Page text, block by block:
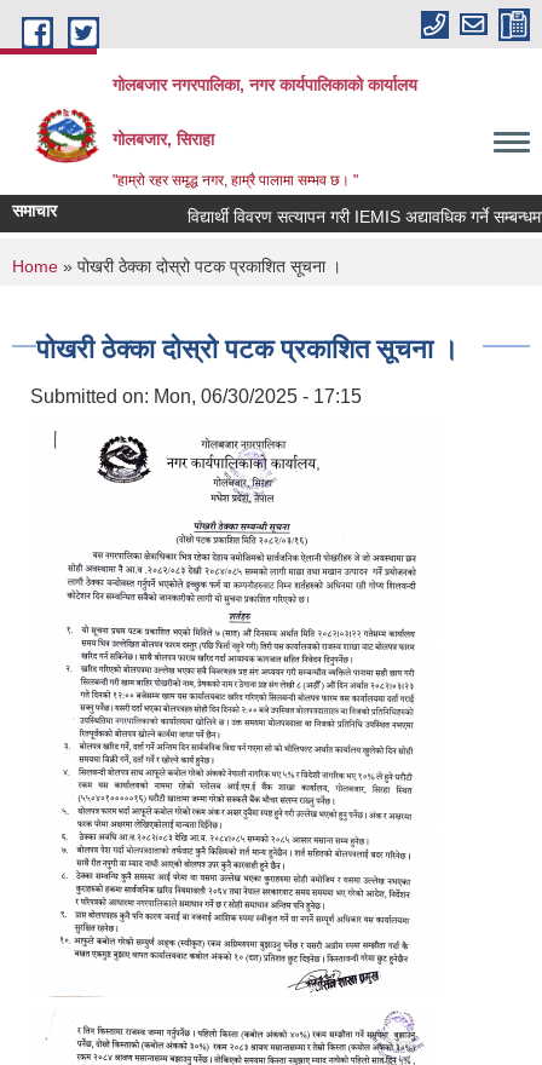
Skip to main content
गोलबजार नगरपालिका, नगर कार्यपालिकाको कार्यालय
गोलबजार, सिराहा
"हाम्रो रहर समृद्ध नगर, हाम्रै पालामा सम्भव छ। "
समाचार विद्यार्थी विवरण सत्यापन गरी IEMIS अद्यावधिक गर्ने सम्बन्धमा ।
You are here
Home » पोखरी ठेक्का दोस्रो पटक प्रकाशित सूचना ।
पोखरी ठेक्का दोस्रो पटक प्रकाशित सूचना ।
Submitted on: Mon, 06/30/2025 - 17:15